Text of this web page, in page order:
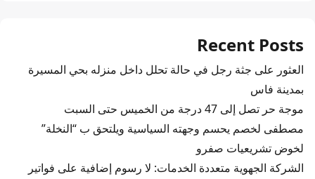
Recent Posts
العثور على جثة رجل في حالة تحلل داخل منزله بحي المسيرة
بمدينة فاس
موجة حر تصل إلى 47 درجة من الخميس حتى السبت
مصطفى لخصم يحسم وجهته السياسية ويلتحق ب “النخلة”
لخوض تشريعيات صفرو
الشركة الجهوية متعددة الخدمات: لا رسوم إضافية على فواتير